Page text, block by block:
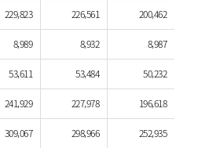
229,823 226,561 200,462
8,989 8,932 8,987
53,611 53,484 50,232
241,929 227,978 196,618
309,067 298,966 252,935